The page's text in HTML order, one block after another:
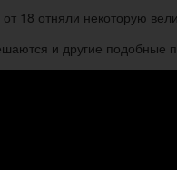
18 отняли некоторую
и другие подобные